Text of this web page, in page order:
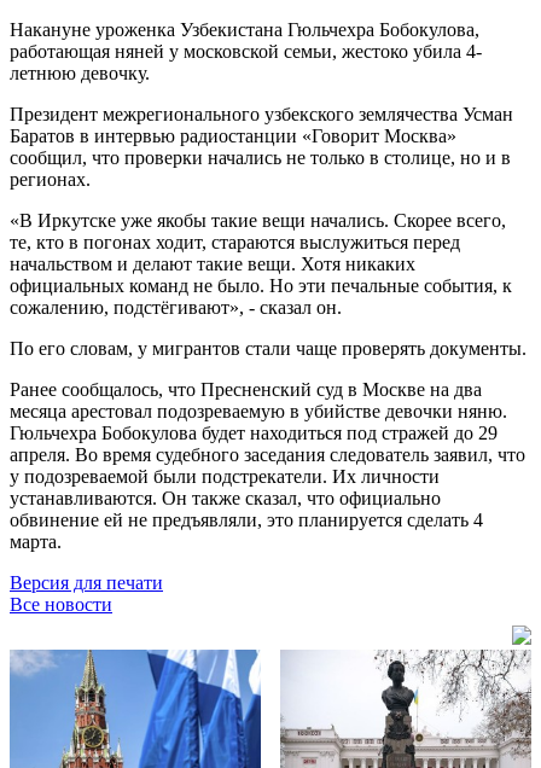
Накануне уроженка Узбекистана Гюльчехра Бобокулова,
работающая няней у московской семьи, жестоко убила 4-
летнюю девочку.
Президент межрегионального узбекского землячества Усман
Баратов в интервью радиостанции «Говорит Москва»
сообщил, что проверки начались не только в столице, но и в
регионах.
«В Иркутске уже якобы такие вещи начались. Скорее всего,
те, кто в погонах ходит, стараются выслужиться перед
начальством и делают такие вещи. Хотя никаких
официальных команд не было. Но эти печальные события, к
сожалению, подстёгивают», - сказал он.
По его словам, у мигрантов стали чаще проверять документы.
Ранее сообщалось, что Пресненский суд в Москве на два
месяца арестовал подозреваемую в убийстве девочки няню.
Гюльчехра Бобокулова будет находиться под стражей до 29
апреля. Во время судебного заседания следователь заявил, что
у подозреваемой были подстрекатели. Их личности
устанавливаются. Он также сказал, что официально
обвинение ей не предъявляли, это планируется сделать 4
марта.
Версия для печати
Все новости